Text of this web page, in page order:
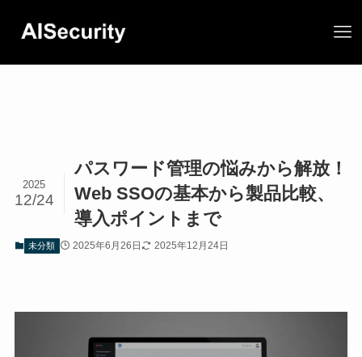
パスワード管理の悩みから解放！
Web SSOの基本から製品比較、
導入ポイントまで
2025
12/24
未分類 2025年6月26日 2025年12月24日